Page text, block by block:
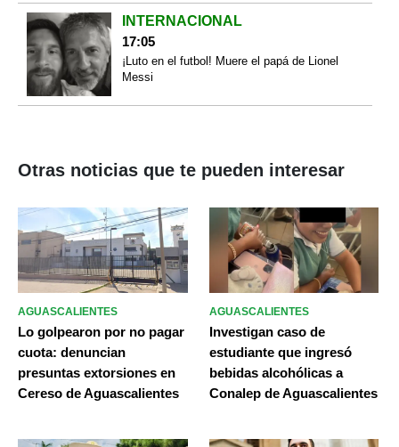
INTERNACIONAL
17:05
¡Luto en el futbol! Muere el papá de Lionel
Messi
Otras noticias que te pueden interesar
AGUASCALIENTES
Lo golpearon por no pagar
cuota: denuncian
presuntas extorsiones en
Cereso de Aguascalientes
AGUASCALIENTES
Investigan caso de
estudiante que ingresó
bebidas alcohólicas a
Conalep de Aguascalientes